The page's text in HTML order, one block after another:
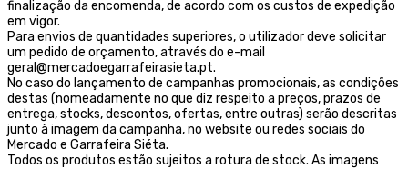
finalização da encomenda, de acordo com os custos de expedição
em vigor.
Para envios de quantidades superiores, o utilizador deve solicitar
um pedido de orçamento, através do e-mail
geral@mercadoegarrafeirasieta.pt.
No caso do lançamento de campanhas promocionais, as condições
destas (nomeadamente no que diz respeito a preços, prazos de
entrega, stocks, descontos, ofertas, entre outras) serão descritas
junto à imagem da campanha, no website ou redes sociais do
Mercado e Garrafeira Siéta.
Todos os produtos estão sujeitos a rotura de stock. As imagens